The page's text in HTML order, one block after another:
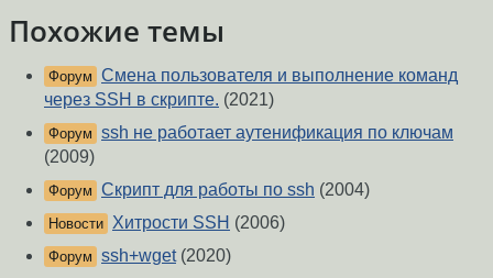
Похожие темы
Форум Смена пользователя и выполнение команд
через SSH в скрипте. (2021)
Форум ssh не работает аутенификация по ключам
(2009)
Форум Скрипт для работы по ssh (2004)
Новости Хитрости SSH (2006)
Форум ssh+wget(2020)